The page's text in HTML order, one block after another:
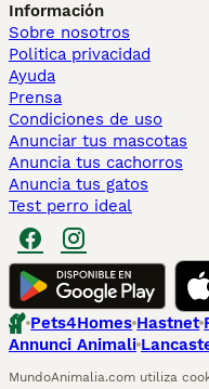
Información
Sobre nosotros
Politica privacidad
Ayuda
Prensa
Condiciones de uso
Anunciar tus mascotas
Anuncia tus cachorros
Anuncia tus gatos
Test perro ideal
Pets4Homes Hastnet
Annunci Animali
MundoAnimalia.com utiliza